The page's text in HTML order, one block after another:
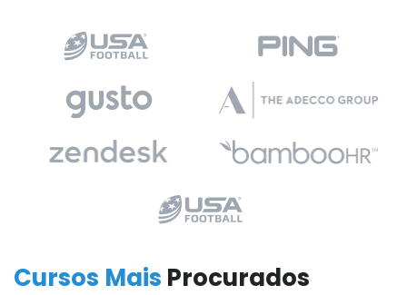
Procurados
Cursos Mais